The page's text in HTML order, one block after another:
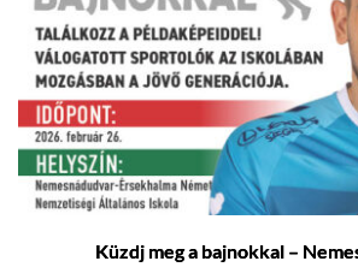
Küzdj meg a bajnokkal –